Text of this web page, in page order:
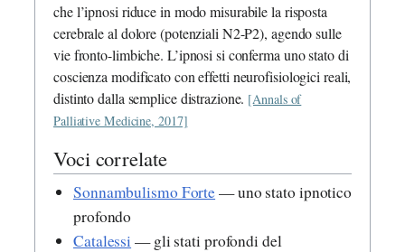
che l’ipnosi riduce in modo misurabile la risposta
cerebrale al dolore (potenziali N2-P2), agendo sulle
vie fronto-limbiche. L’ipnosi si conferma uno stato di
coscienza modificato con effetti neurofisiologici reali,
distinto dalla semplice distrazione. [Annals of
Palliative Medicine, 2017]
Voci correlate
Sonnambulismo Forte— uno stato ipnotico
profondo
Catalessi — gli stati profondi del